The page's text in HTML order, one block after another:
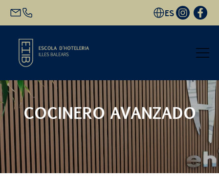
ES
Inicio
Oferta académica
Futuro alumnado
COCINERO AVANZADO